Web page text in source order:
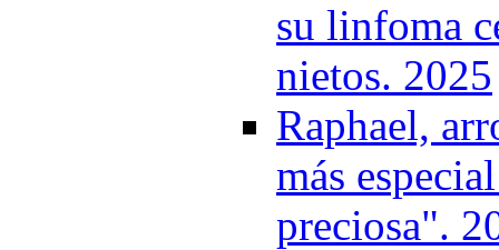
su linfoma
nietos. 2025
Raphael,
más
preciosa".